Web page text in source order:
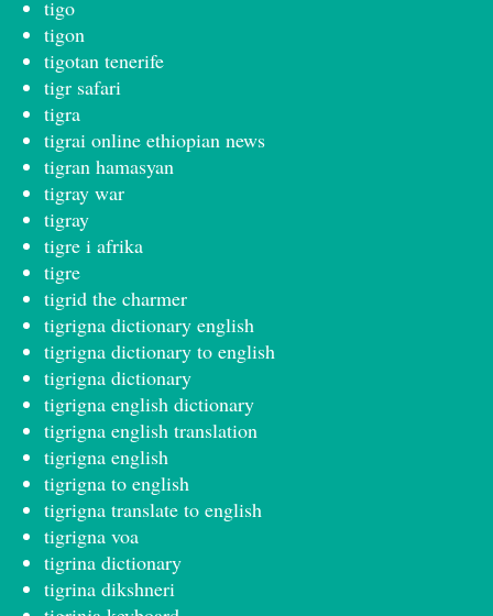
tigo
tigon
tigotan tenerife
tigr safari
tigra
tigrai online ethiopian news
tigran hamasyan
tigray war
tigray
tigre i afrika
tigre
tigrid the charmer
tigrigna dictionary english
tigrigna dictionary to english
tigrigna dictionary
tigrigna english dictionary
tigrigna english translation
tigrigna english
tigrigna to english
tigrigna translate to english
tigrigna voa
tigrina dictionary
tigrina dikshneri